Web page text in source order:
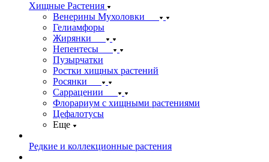
Хищные Растения
Венерины Мухоловки
Гелиамфоры
Жирянки
Непентесы
Пузырчатки
Ростки хищных растений
Росянки
Саррацении
Флорариум с хищными растениями
Цефалотусы
Еще
Редкие и коллекционные растения